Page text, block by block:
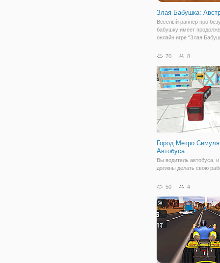
Злая Бабушка:
Веселый раннер про
бабушку имеет
онлайн игре "Злая
и популярных флеш игр
геймерами с разных
страны. По сюжету,
70 8
Город Метро
Автобуса
Вы водитель автобуса,
должны делать свою
автостанции им нужно,
местности. Особенности
несколько автобусных
сред 2 • несколько
50 4